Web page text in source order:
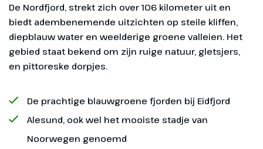
De Nordfjord, strekt zich over 106 kilometer uit en
biedt adembenemende uitzichten op steile kliffen,
diepblauw water en weelderige groene valleien. Het
gebied staat bekend om zijn ruige natuur, gletsjers,
en pittoreske dorpjes.
De prachtige blauwgroene fjorden bij Eidfjord
Alesund, ook wel het mooiste stadje van
Noorwegen genoemd
Dag 1
Vertrek Amsterdam
Amsterdam. Je reist op eigen
gelegenheid naar de Cruise
aangemeerd.
Vanaf-prijs
binnenhut
Piet Heinkade 27
1019 BR Amsterdam
020-5091000
De Cruise Terminal Amsterdam is eenvoudig
vervoer.
Met het openbaar vervoer
De cruise terminal ligt vlakbij Amsterdam Centraal